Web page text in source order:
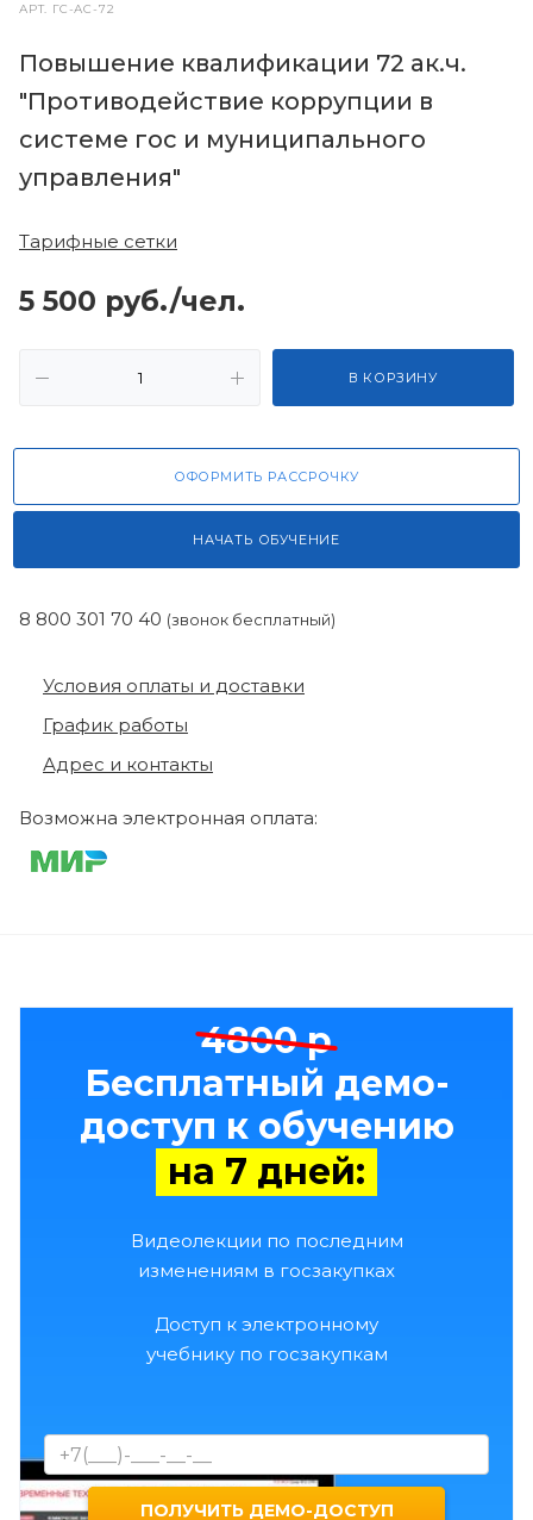
АРТ. ГС-АС-72
Повышение квалификации 72 ак.ч.
"Противодействие коррупции в
системе гос и муниципального
управления"
Тарифные сетки
5 500 руб./чел.
В КОРЗИНУ
ОФОРМИТЬ РАССРОЧКУ
НАЧАТЬ ОБУЧЕНИЕ
8 800 301 70 40 (звонок бесплатный)
Условия оплаты и доставки
График работы
Адрес и контакты
Возможна электронная оплата:
4800 р
Бесплатный демо-
доступ к обучению
на 7 дней:
Видеолекции по последним
изменениям в госзакупках
Доступ к электронному
учебнику по госзакупкам